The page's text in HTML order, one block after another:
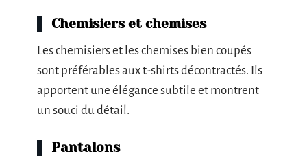
Chemisiers et chemises
Les chemisiers et les chemises bien coupés
sont préférables aux t-shirts décontractés. Ils
apportent une élégance subtile et montrent
un souci du détail.
Pantalons